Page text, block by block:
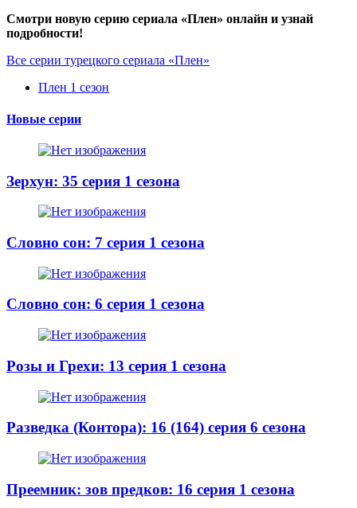
Смотри новую серию сериала «Плен» онлайн и узнай
подробности!
Все серии турецкого сериала «Плен»
Плен 1 сезон
Новые серии
Зерхун: 35 серия 1 сезона
Словно сон: 7 серия 1 сезона
Словно сон: 6 серия 1 сезона
Розы и Грехи: 13 серия 1 сезона
Разведка (Контора): 16 (164) серия 6 сезона
Преемник: зов предков: 16 серия 1 сезона